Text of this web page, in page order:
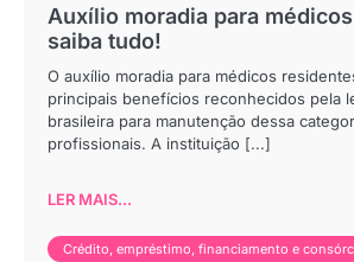
Auxílio moradia para
saiba tudo!
O auxílio moradia para médicos
principais benefícios reconhecidos pela
brasileira para manutenção dessa
profissionais. A instituição [...]
LER MAIS...
Crédito, empréstimo, financiamento e